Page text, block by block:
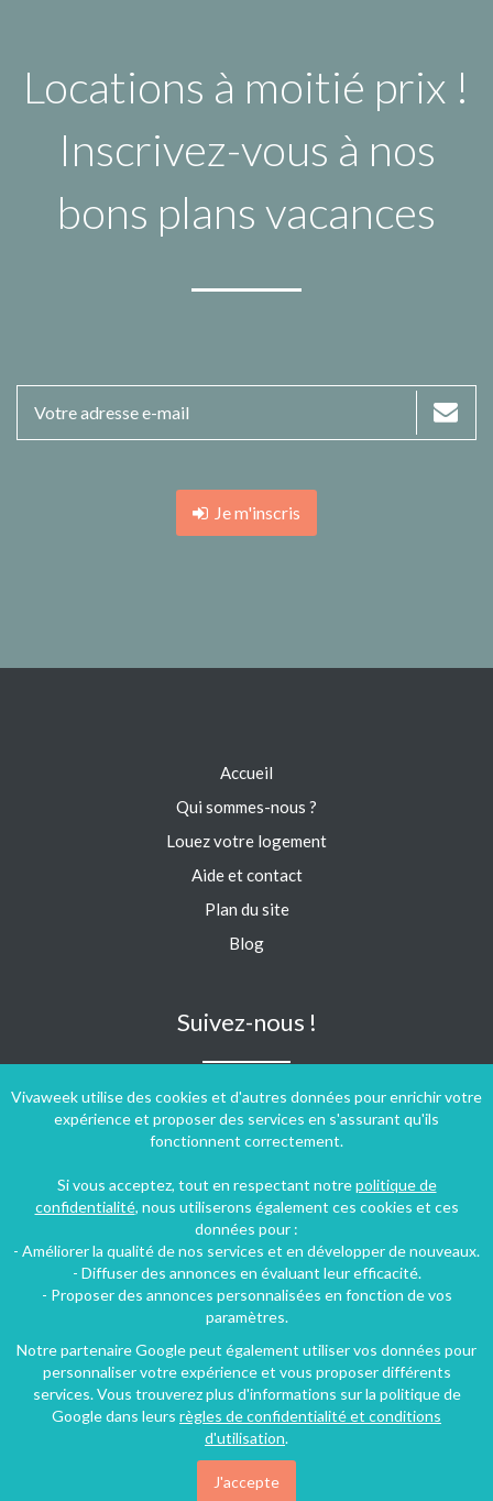
Locations à moitié prix !
Inscrivez-vous à nos
bons plans vacances
Je m'inscris
Vivaweek utilise des cookies et d'autres données pour enrichir votre
expérience et proposer des services en s'assurant qu'ils
fonctionnent correctement.
Si vous acceptez, tout en respectant notrepolitique de
confidentialité, nous utiliserons également ces cookies et ces
données pour :
- Améliorer la qualité de nos services et en développer de nouveaux.
- Diffuser des annonces en évaluant leur efficacité.
- Proposer des annonces personnalisées en fonction de vos
paramètres.
Notre partenaire Google peut également utiliser vos données pour
personnaliser votre expérience et vous proposer différents
services. Vous trouverez plus d'informations sur la politique de
Google dans leurs règles de confidentialité et conditions
d'utilisation.
J'accepte
Accueil
Qui sommes-nous ?
Louez votre logement
Aide et contact
Plan du site
Blog
Suivez-nous !
Conditions générales d'utilisation- Politique de confidentialité
Copyright © 2009 ‐ 2026 Vivaweek ‐ Tous droits réservés ‐
Dernière mise à jour du site : 08 août 2026